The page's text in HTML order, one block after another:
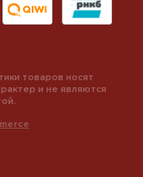
товаров носят
и не являются